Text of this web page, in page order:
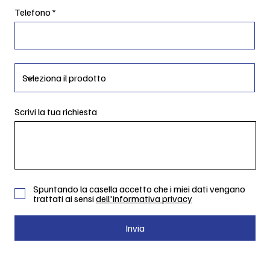
Telefono
Scrivi la tua richiesta
Spuntando la casella accetto che i miei dati vengano
trattati ai sensidell'informativa privacy
Invia